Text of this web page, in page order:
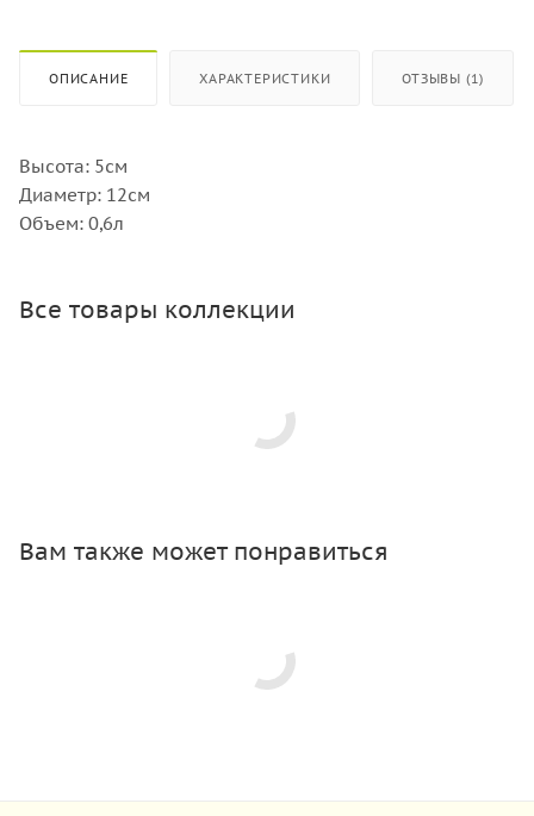
ОПИСАНИЕ ХАРАКТЕРИСТИКИ ОТЗЫВЫ (1)
Высота: 5см
Диаметр: 12см
Объем: 0,6л
Все товары коллекции
Вам также может понравиться